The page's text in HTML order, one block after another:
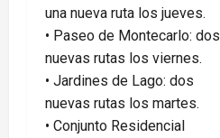
una nueva ruta los jueves.
•⁠ ⁠Paseo de Montecarlo: dos
nuevas rutas los viernes.
•⁠ ⁠Jardines de Lago: dos
nuevas rutas los martes.
•⁠ ⁠Conjunto Residencial